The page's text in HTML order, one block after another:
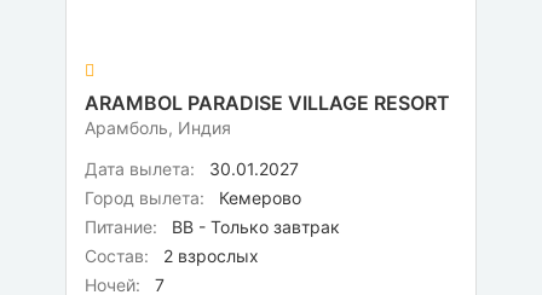
ARAMBOL PARADISE VILLAGE RESORT
Арамболь, Индия
Дата вылета:
30.01.2027
Город вылета:
Кемерово
Питание:
BB - Только завтрак
Состав:
2 взрослых
Ночей:
7